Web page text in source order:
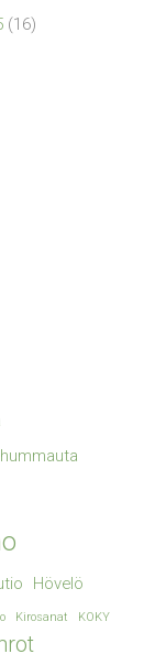
(16)
Hövelö
Kirosanat KOKY